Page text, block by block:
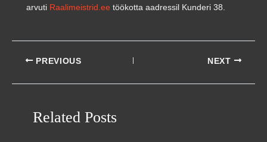
arvuti Raalimeistrid.ee töökotta aadressil Kunderi 38.
PREVIOUS NEXT
Related Posts